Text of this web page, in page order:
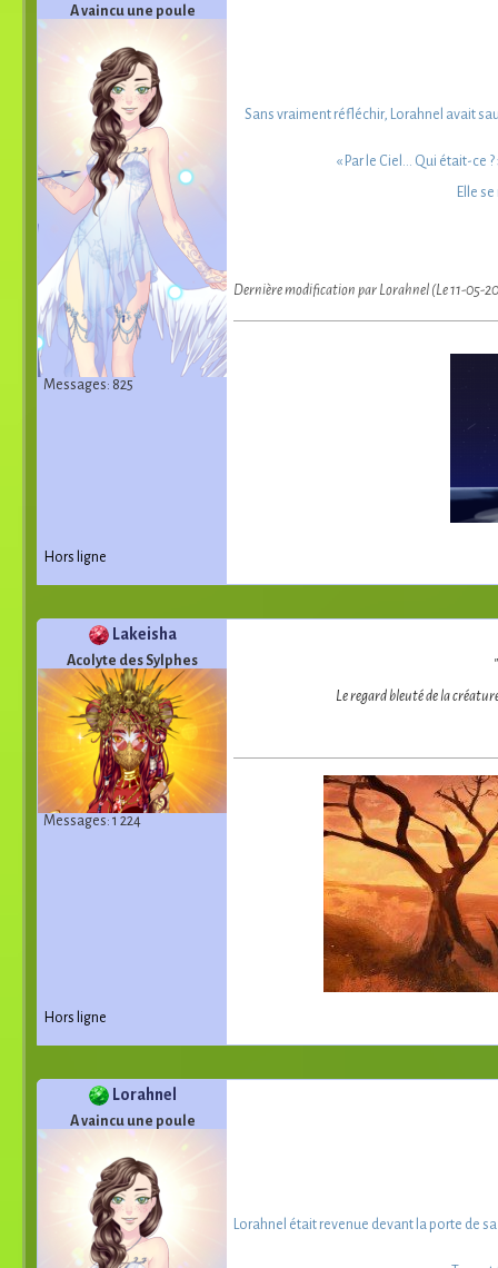
A vaincu une poule
Messages: 825
Sans vraiment réfléchir, Lorahnel avait
« Par le Ciel... Qui était-ce
Elle
Dernière modification par Lorahnel (Le 11-05-
Hors ligne
Lakeisha
Acolyte des Sylphes
Messages: 1 224
Le regard bleuté de la
Hors ligne
Lorahnel
A vaincu une poule
Lorahnel était revenue devant la porte de